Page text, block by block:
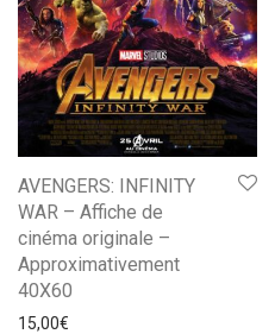
AVENGERS: INFINITY
WAR – Affiche de
cinéma originale –
Approximativement
40X60
15,00€